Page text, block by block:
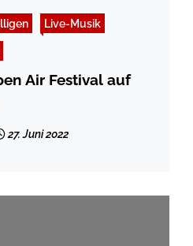
Live-Musik
Air Festival auf
27. Juni 2022